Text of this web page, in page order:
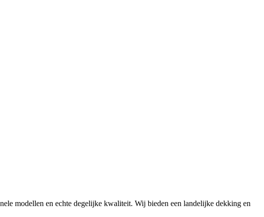
modellen en echte degelijke kwaliteit. Wij bieden een landelijke dekking en